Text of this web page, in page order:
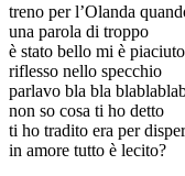
treno per l’Olanda
una parola di troppo
è stato bello mi è
riflesso nello specchio
parlavo bla bla
non so cosa ti ho detto
ti ho tradito era per
in amore tutto è lecito?